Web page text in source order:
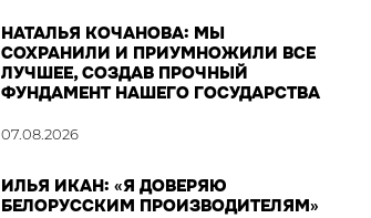
НАТАЛЬЯ КОЧАНОВА: МЫ
СОХРАНИЛИ И ПРИУМНОЖИЛИ ВСЕ
ЛУЧШЕЕ, СОЗДАВ ПРОЧНЫЙ
ФУНДАМЕНТ НАШЕГО ГОСУДАРСТВА
07.08.2026
ИЛЬЯ ИКАН: «Я ДОВЕРЯЮ
БЕЛОРУССКИМ ПРОИЗВОДИТЕЛЯМ»